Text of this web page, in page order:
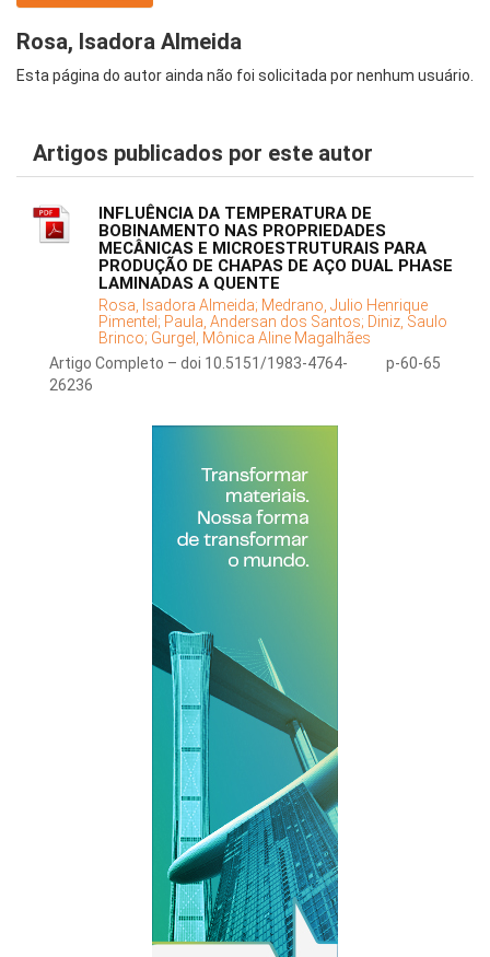
Rosa, Isadora Almeida
Esta página do autor ainda não foi solicitada por nenhum usuário.
Artigos publicados por este autor
INFLUÊNCIA DA TEMPERATURA DE
BOBINAMENTO NAS PROPRIEDADES
MECÂNICAS E MICROESTRUTURAIS PARA
PRODUÇÃO DE CHAPAS DE AÇO DUAL PHASE
LAMINADAS A QUENTE
Rosa, Isadora Almeida; Medrano, Julio Henrique
Pimentel; Paula, Andersan dos Santos; Diniz, Saulo
Brinco; Gurgel, Mônica Aline Magalhães
Artigo Completo – doi 10.5151/1983-4764-
26236
p-60-65